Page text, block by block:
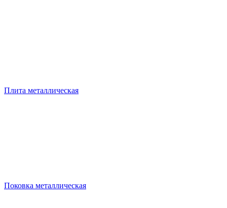
Плита металлическая
Поковка металлическая